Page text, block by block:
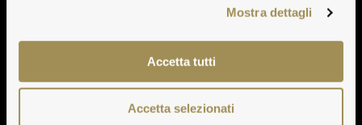
Mostra dettagli
Accetta tutti
Accetta selezionati